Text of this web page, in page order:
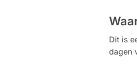
Dit is
dagen